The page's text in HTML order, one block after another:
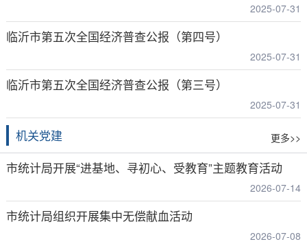
2025-07-31
临沂市第五次全国经济普查公报（第四号）
2025-07-31
临沂市第五次全国经济普查公报（第三号）
2025-07-31
机关党建 更多>>
市统计局开展“进基地、寻初心、受教育”主题教育活动
2026-07-14
市统计局组织开展集中无偿献血活动
2026-07-08